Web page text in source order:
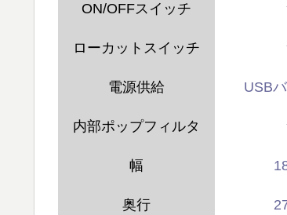
ON/OFFスイッチ
ローカットスイッチ
電源供給 USB
内部ポップフィルタ
幅
奥行